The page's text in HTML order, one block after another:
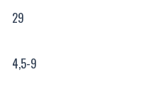
29
4,5-9